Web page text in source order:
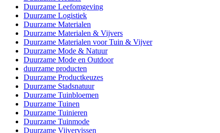
Duurzame Leefomgeving
Duurzame Logistiek
Duurzame Materialen
Duurzame Materialen & Vijvers
Duurzame Materialen voor Tuin & Vijver
Duurzame Mode & Natuur
Duurzame Mode en Outdoor
duurzame producten
Duurzame Productkeuzes
Duurzame Stadsnatuur
Duurzame Tuinbloemen
Duurzame Tuinen
Duurzame Tuinieren
Duurzame Tuinmode
Duurzame Vijvervissen